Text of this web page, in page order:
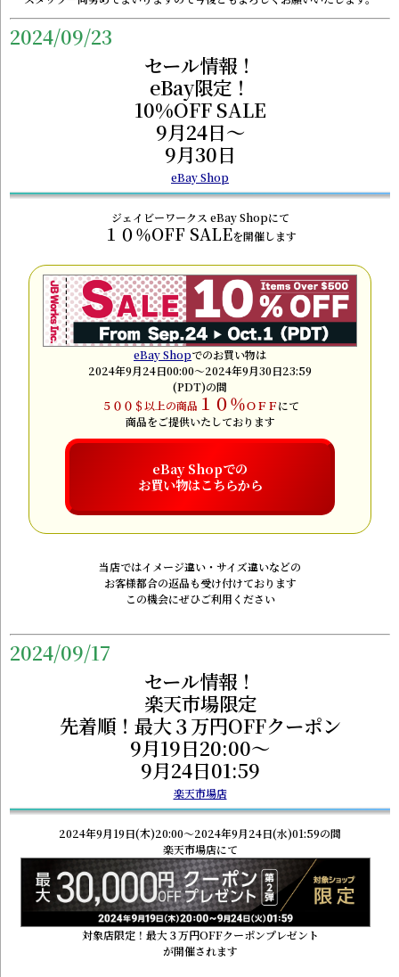
2024/09/23
セール情報！
eBay限定！
10%OFF SALE
9月24日～
9月30日
eBay Shop
ジェイビーワークス eBay Shopにて
１０％OFF SALEを開催します
eBay Shopでのお買い物は
2024年9月24日00:00～2024年9月30日23:59
(PDT)の間
５００＄以上の商品 １０％ＯＦＦにて
商品をご提供いたしております
eBay Shopでの
お買い物はこちらから
当店ではイメージ違い・サイズ違いなどの
お客様都合の返品も受け付けております
この機会にぜひご利用ください
2024/09/17
セール情報！
楽天市場限定
先着順！最大３万円OFFクーポン
9月19日20:00～
9月24日01:59
楽天市場店
2024年9月19日(木)20:00～2024年9月24日(水)01:59の間
楽天市場店にて
対象店限定！最大３万円OFFクーポンプレゼント
が開催されます